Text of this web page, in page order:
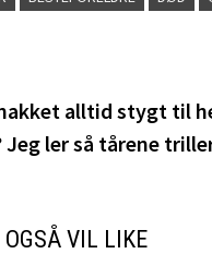
alltid stygt til
Jeg ler så tårene
VIL LIKE